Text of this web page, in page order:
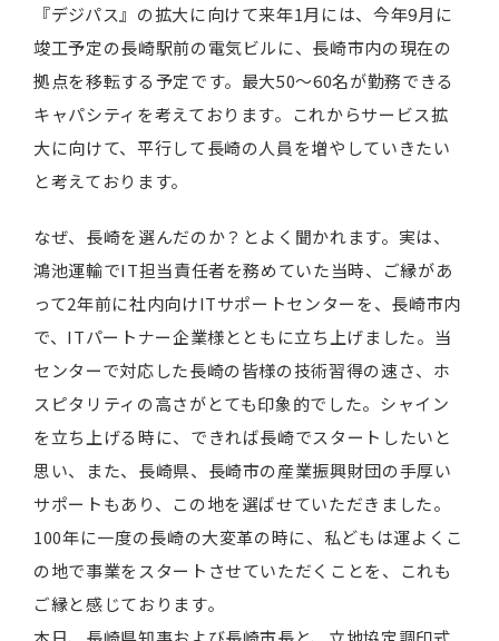
『デジパス』の拡大に向けて来年1月には、今年9月に
竣工予定の長崎駅前の電気ビルに、長崎市内の現在の
拠点を移転する予定です。最大50～60名が勤務できる
キャパシティを考えております。これからサービス拡
大に向けて、平行して長崎の人員を増やしていきたい
と考えております。
なぜ、長崎を選んだのか？とよく聞かれます。実は、
鴻池運輸でIT担当責任者を務めていた当時、ご縁があ
って2年前に社内向けITサポートセンターを、長崎市内
で、ITパートナー企業様とともに立ち上げました。当
センターで対応した長崎の皆様の技術習得の速さ、ホ
スピタリティの高さがとても印象的でした。シャイン
を立ち上げる時に、できれば長崎でスタートしたいと
思い、また、長崎県、長崎市の産業振興財団の手厚い
サポートもあり、この地を選ばせていただきました。
100年に一度の長崎の大変革の時に、私どもは運よくこ
の地で事業をスタートさせていただくことを、これも
ご縁と感じております。